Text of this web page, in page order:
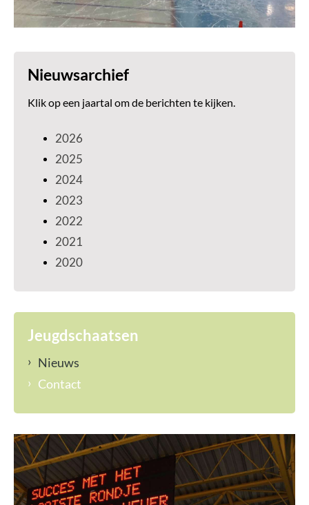
Nieuwsarchief
Klik op een jaartal om de berichten te kijken.
2026
2025
2024
2023
2022
2021
2020
Jeugdschaatsen
Nieuws
Contact